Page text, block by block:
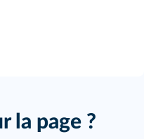
la page ?